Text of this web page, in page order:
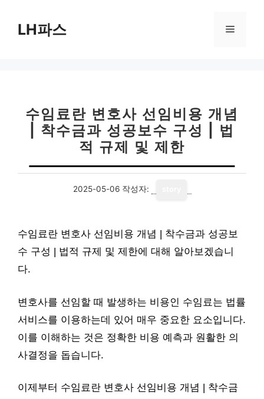
LH파스 메
수임료란 변호사 선임비용 개념
| 착수금과 성공보수 구성 | 법
적 규제 및 제한
2025-05-06 작성자:
수임료란 변호사 선임비용 개념 | 착수금과 성공보
수 구성 | 법적 규제 및 제한에 대해 알아보겠습니
다.
변호사를 선임할 때 발생하는 비용인 수임료는 법률
서비스를 이용하는데 있어 매우 중요한 요소입니다.
이를 이해하는 것은 정확한 비용 예측과 원활한 의
사결정을 돕습니다.
이제부터 수임료란 변호사 선임비용 개념 | 착수금